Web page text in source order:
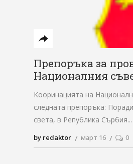
Препоръка за
Националния
Кооринацията на
следната препоръка:
света, в Република Сърбия
by redaktor март 16 0